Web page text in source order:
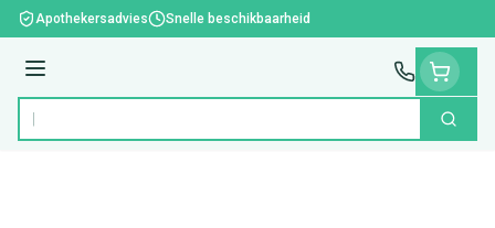
Ga naar de inhoud
Apothekersadvies Snelle beschikbaarheid
Menu
Product, merk, categorie... Zoek